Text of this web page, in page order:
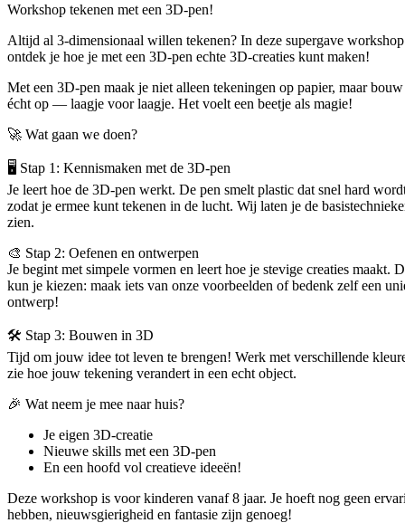
Workshop tekenen met een 3D-pen!
Altijd al 3-dimensionaal willen tekenen? In deze supergave workshop
ontdek je hoe je met een 3D-pen echte 3D-creaties kunt maken!
Met een 3D-pen maak je niet alleen tekeningen op papier, maar
écht op — laagje voor laagje. Het voelt een beetje als magie!
🚀 Wat gaan we doen?
🖥️ Stap 1: Kennismaken met de 3D-pen
Je leert hoe de 3D-pen werkt. De pen smelt plastic dat snel hard
zodat je ermee kunt tekenen in de lucht. Wij laten je de
zien.
🎨 Stap 2: Oefenen en ontwerpen
Je begint met simpele vormen en leert hoe je stevige creaties maakt.
kun je kiezen: maak iets van onze voorbeelden of bedenk zelf een
ontwerp!
🛠️ Stap 3: Bouwen in 3D
Tijd om jouw idee tot leven te brengen! Werk met verschillende
zie hoe jouw tekening verandert in een echt object.
🎉 Wat neem je mee naar huis?
Je eigen 3D-creatie
Nieuwe skills met een 3D-pen
En een hoofd vol creatieve ideeën!
Deze workshop is voor kinderen vanaf 8 jaar. Je hoeft nog geen
hebben, nieuwsgierigheid en fantasie zijn genoeg!